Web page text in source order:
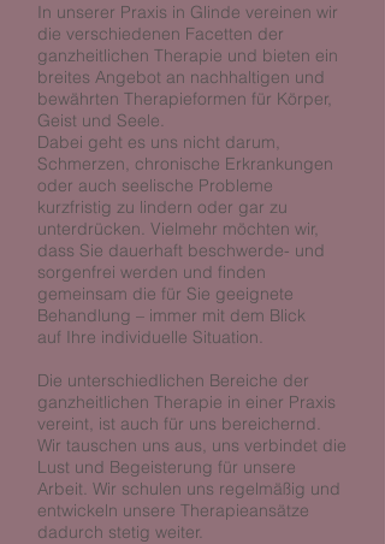
In unserer Praxis in Glinde vereinen wir
die verschiedenen Facetten der
ganzheitlichen Therapie und bieten ein
breites Angebot an nachhaltigen und
bewährten Therapieformen für Körper,
Geist und Seele.
Dabei geht es uns nicht darum,
Schmerzen, chronische Erkrankungen
oder auch seelische Probleme
kurzfristig zu lindern oder gar zu
unterdrücken. Vielmehr möchten wir,
dass Sie dauerhaft beschwerde- und
sorgenfrei werden und finden
gemeinsam die für Sie geeignete
Behandlung – immer mit dem Blick
auf Ihre individuelle Situation.
Die unterschiedlichen Bereiche der
ganzheitlichen Therapie in einer Praxis
vereint, ist auch für uns bereichernd.
Wir tauschen uns aus, uns verbindet die
Lust und Begeisterung für unsere
Arbeit. Wir schulen uns regelmäßig und
entwickeln unsere Therapieansätze
dadurch stetig weiter.